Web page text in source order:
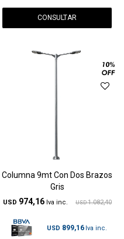
CONSULTAR
Columna 9mt Con Dos Brazos
Gris
USD 974,16 USD 1.082,40
USD 899,16